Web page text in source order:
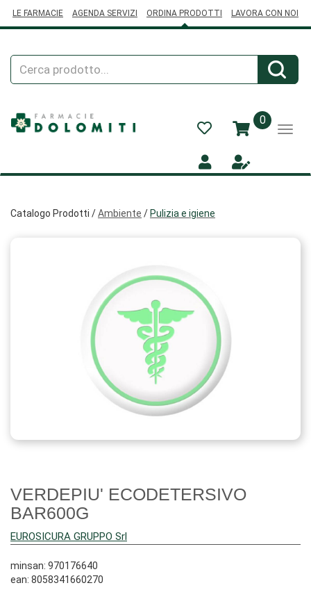
LE FARMACIE AGENDA SERVIZI ORDINA PRODOTTI LAVORA CON NOI
Cerca
Prodotto
0prodotti
inseriti
Catalogo Prodotti /Ambiente / Pulizia e igiene
VERDEPIU' ECODETERSIVO
BAR600G
EUROSICURA GRUPPO Srl
minsan: 970176640
ean: 8058341660270